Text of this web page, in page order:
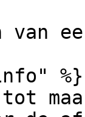
van
%}